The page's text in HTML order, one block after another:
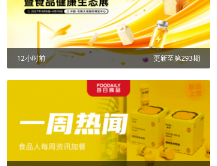
12小时前 更新至第293期